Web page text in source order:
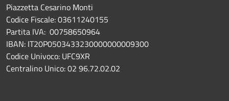
Piazzetta Cesarino Monti
Codice Fiscale: 03611240155
Partita IVA: 00758650964
IBAN: IT20P0503433230000000009300
Codice Univoco: UFC9XR
Centralino Unico: 02 96.72.02.02